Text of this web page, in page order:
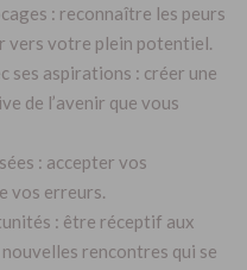
: reconnaître les peurs
vers votre plein potentiel.
ses aspirations : créer une
de l’avenir que vous
: accepter vos
vos erreurs.
: être réceptif aux
rencontres qui se